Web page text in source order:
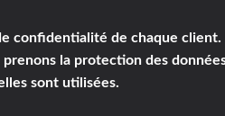
confidentialité de chaque
la protection des
sont utilisées.